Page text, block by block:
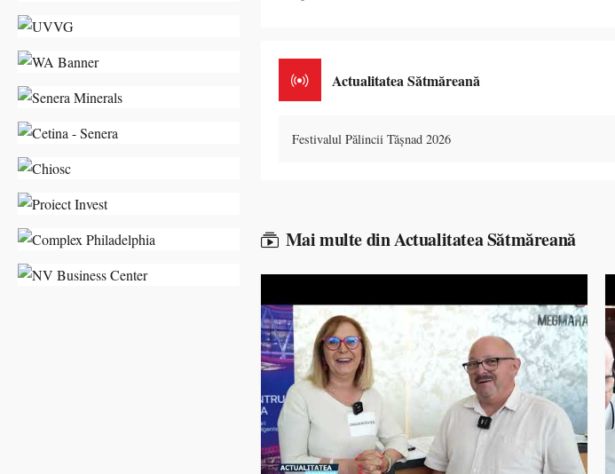
Actualitatea Sătmăreană
Festivalul Pălincii Tășnad 2026
Mai multe din Actualitatea Sătmăreană